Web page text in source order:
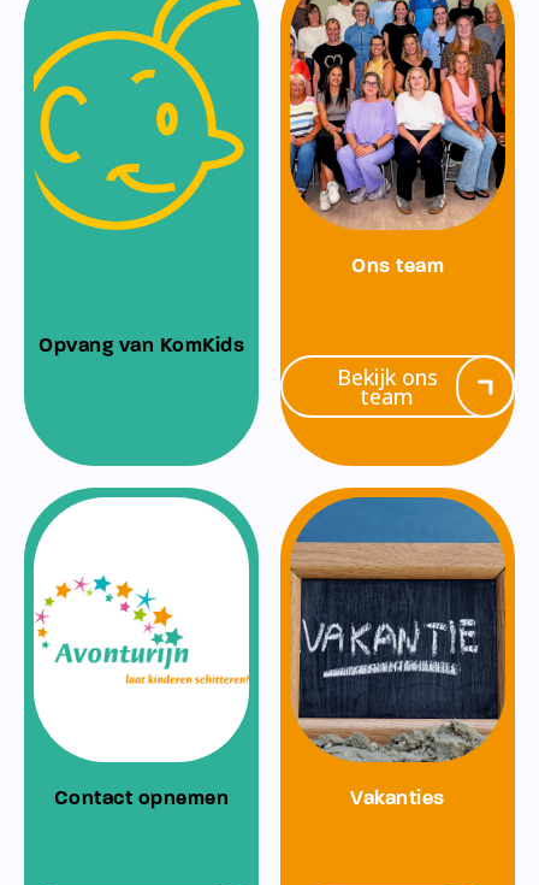
Opvang van KomKids
Ons team
Bekijk ons
team
Contact opnemen Vakanties